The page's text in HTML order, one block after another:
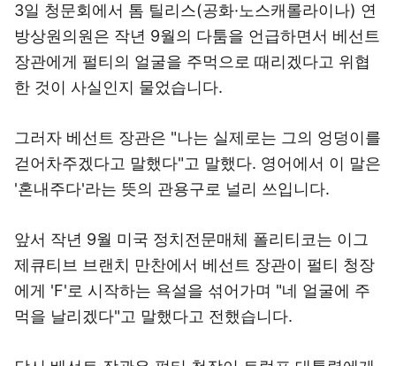
3일 청문회에서 톰 틸리스(공화·노스캐롤라이나) 연
방상원의원은 작년 9월의 다툼을 언급하면서 베선트
장관에게 펄티의 얼굴을 주먹으로 때리겠다고 위협
한 것이 사실인지 물었습니다.
그러자 베선트 장관은 "나는 실제로는 그의 엉덩이를
걷어차주겠다고 말했다"고 말했다. 영어에서 이 말은
'혼내주다'라는 뜻의 관용구로 널리 쓰입니다.
앞서 작년 9월 미국 정치전문매체 폴리티코는 이그
제큐티브 브랜치 만찬에서 베선트 장관이 펄티 청장
에게 'F'로 시작하는 욕설을 섞어가며 "네 얼굴에 주
먹을 날리겠다"고 말했다고 전했습니다.